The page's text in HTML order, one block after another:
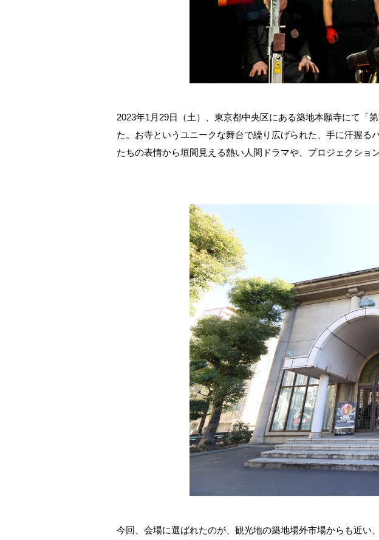
2023年1月29日（土）、東京都中央区にある築地本願寺にて「
た。お寺というユニークな舞台で繰り広げられた、手に汗握る
たちの表情から垣間見える熱い人間ドラマや、プロジェクショ
今回、会場に選ばれたのが、観光地の築地場外市場からも近